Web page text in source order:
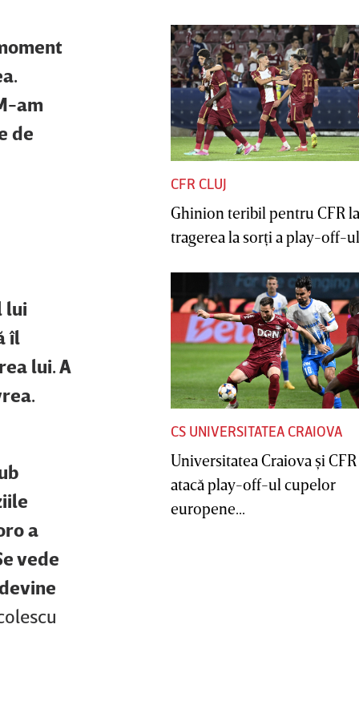
am
de
lui
îl
lui. A
a
vede
CFR CLUJ
Ghinion teribil pentru CFR la
tragerea la sorţi a play-off-
CS UNIVERSITATEA CRAIOVA
Universitatea Craiova şi
atacă play-off-ul cupelor
europene...